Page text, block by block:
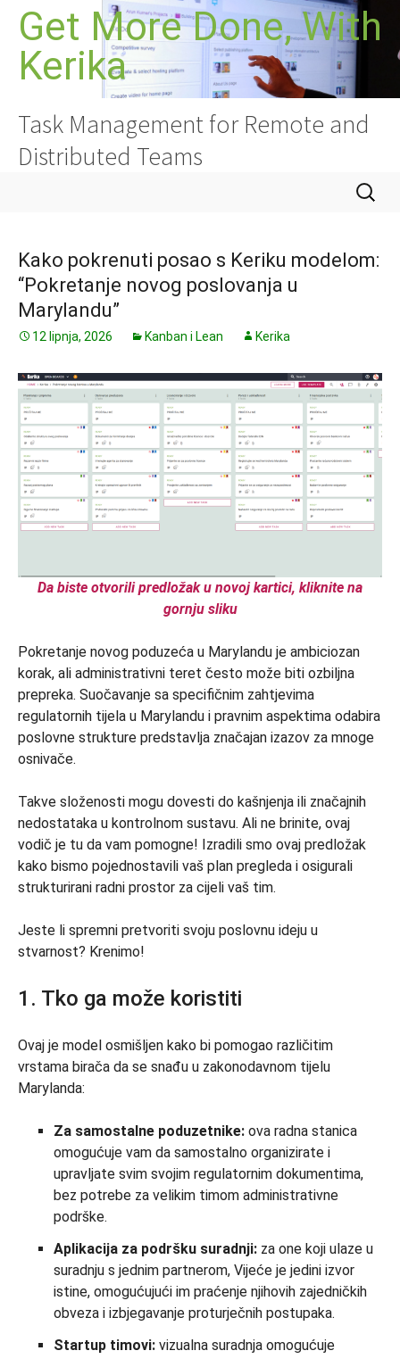
Skoči
sadržaja
Get More Done, With
Kerika
Task Management for Remote and
Distributed Teams
Kako pokrenuti posao s Keriku modelom:
“Pokretanje novog poslovanja u
Marylandu”
12 lipnja, 2026 Kanban i Lean Kerika
Da biste otvorili predložak u novoj kartici, kliknite na
gornju sliku
Pokretanje novog poduzeća u Marylandu je ambiciozan
korak, ali administrativni teret često može biti ozbiljna
prepreka. Suočavanje sa specifičnim zahtjevima
regulatornih tijela u Marylandu i pravnim aspektima odabira
poslovne strukture predstavlja značajan izazov za mnoge
osnivače.
Takve složenosti mogu dovesti do kašnjenja ili značajnih
nedostataka u kontrolnom sustavu. Ali ne brinite, ovaj
vodič je tu da vam pomogne! Izradili smo ovaj predložak
kako bismo pojednostavili vaš plan pregleda i osigurali
strukturirani radni prostor za cijeli vaš tim.
Jeste li spremni pretvoriti svoju poslovnu ideju u
stvarnost? Krenimo!
1. Tko ga može koristiti
Ovaj je model osmišljen kako bi pomogao različitim
vrstama birača da se snađu u zakonodavnom tijelu
Marylanda:
Za samostalne poduzetnike: ova radna stanica
omogućuje vam da samostalno organizirate i
upravljate svim svojim regulatornim dokumentima,
bez potrebe za velikim timom administrativne
podrške.
Aplikacija za podršku suradnji: za one koji ulaze u
suradnju s jednim partnerom, Vijeće je jedini izvor
istine, omogućujući im praćenje njihovih zajedničkih
obveza i izbjegavanje proturječnih postupaka.
Startup timovi: vizualna suradnja omogućuje